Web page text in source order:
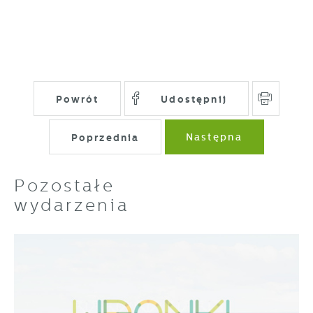
Powrót Udostępnij
Poprzednia Następna
Pozostałe
wydarzenia